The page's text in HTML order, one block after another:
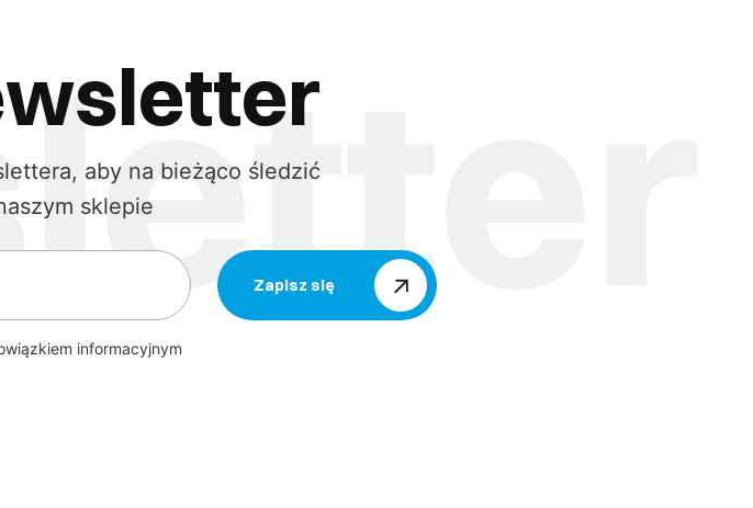
aby na bieżąco śledzić
sklepie
Zapisz się
informacyjnym